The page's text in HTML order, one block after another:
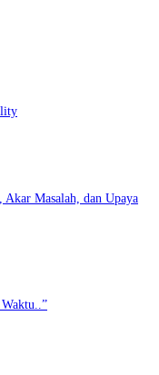
Masalah, dan Upaya